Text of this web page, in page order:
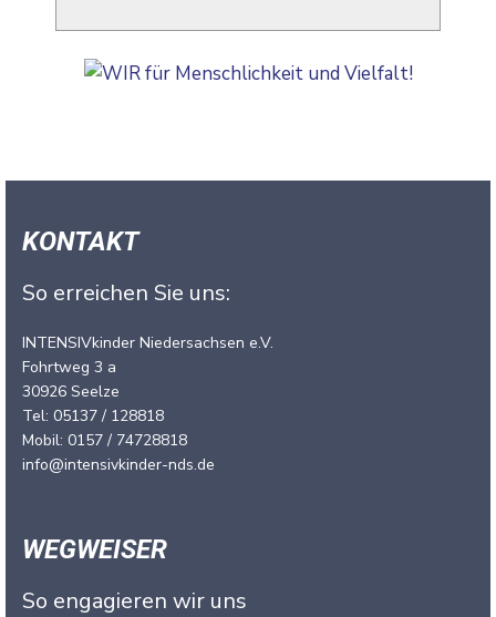
KONTAKT
So erreichen Sie uns:
INTENSIVkinder Niedersachsen e.V.
Fohrtweg 3 a
30926 Seelze
Tel: 05137 / 128818
Mobil: 0157 / 74728818
info@intensivkinder-nds.de
WEGWEISER
So engagieren wir uns